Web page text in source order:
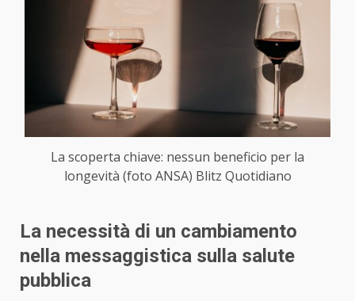
La scoperta chiave: nessun beneficio per la
longevità (foto ANSA) Blitz Quotidiano
La necessità di un cambiamento
nella messaggistica sulla salute
pubblica